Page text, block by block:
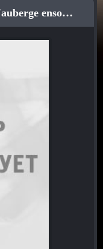
Заколдованная гостиница / L'auberge ensorcelée (1897)